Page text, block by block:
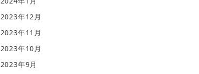
2023年12月
2023年11月
2023年10月
2023年9月